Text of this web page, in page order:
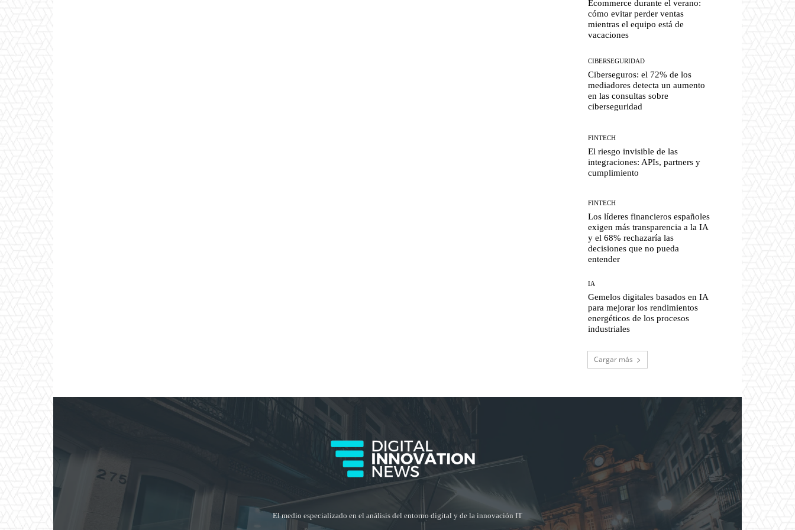
Ecommerce durante el verano:
cómo evitar perder ventas
mientras el equipo está de
vacaciones
CIBERSEGURIDAD
Ciberseguros: el 72% de los
mediadores detecta un aumento
en las consultas sobre
ciberseguridad
FINTECH
El riesgo invisible de las
integraciones: APIs, partners y
cumplimiento
FINTECH
Los líderes financieros españoles
exigen más transparencia a la IA
y el 68% rechazaría las
decisiones que no pueda
entender
IA
Gemelos digitales basados en IA
para mejorar los rendimientos
energéticos de los procesos
industriales
Cargar más
El medio especializado en el análisis del entorno digital y de la innovación IT